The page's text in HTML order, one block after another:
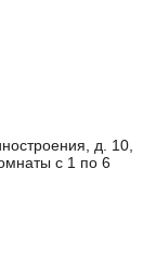
д. 10,
с 1 по 6